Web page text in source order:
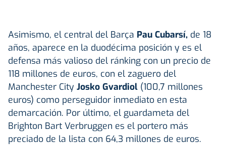
Asimismo, el central del Barça Pau Cubarsí, de 18
años, aparece en la duodécima posición y es el
defensa más valioso del ránking con un precio de
118 millones de euros, con el zaguero del
Manchester City Josko Gvardiol (100,7 millones
euros) como perseguidor inmediato en esta
demarcación. Por último, el guardameta del
Brighton Bart Verbruggen es el portero más
preciado de la lista con 64,3 millones de euros.